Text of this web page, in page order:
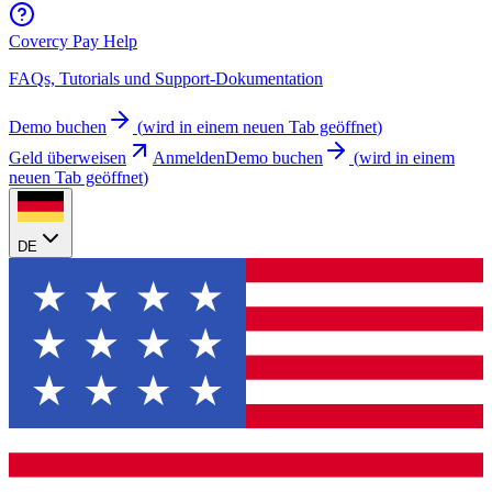
Covercy Pay Help
FAQs, Tutorials und Support-Dokumentation
Demo buchen (wird in einem neuen Tab geöffnet)
Geld überweisen
AnmeldenDemo buchen (wird in einem
neuen Tab geöffnet)
DE